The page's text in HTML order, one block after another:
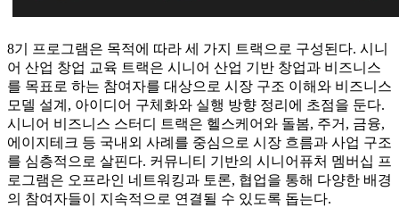
8기 프로그램은 목적에 따라 세 가지 트랙으로 구성된다. 시니
어 산업 창업 교육 트랙은 시니어 산업 기반 창업과 비즈니스
를 목표로 하는 참여자를 대상으로 시장 구조 이해와 비즈니스
모델 설계, 아이디어 구체화와 실행 방향 정리에 초점을 둔다.
시니어 비즈니스 스터디 트랙은 헬스케어와 돌봄, 주거, 금융,
에이지테크 등 국내외 사례를 중심으로 시장 흐름과 사업 구조
를 심층적으로 살핀다. 커뮤니티 기반의 시니어퓨처 멤버십 프
로그램은 오프라인 네트워킹과 토론, 협업을 통해 다양한 배경
의 참여자들이 지속적으로 연결될 수 있도록 돕는다.